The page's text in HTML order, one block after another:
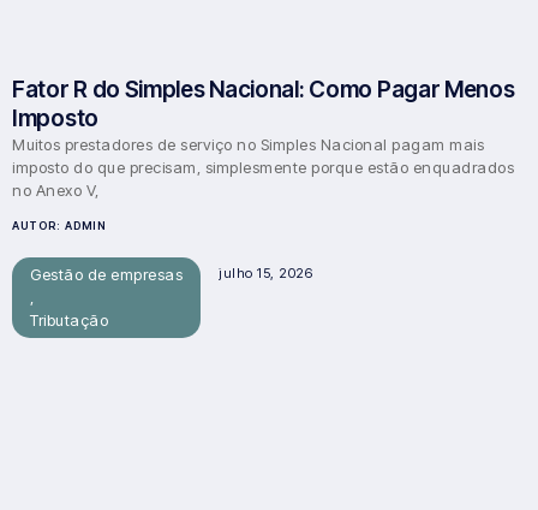
Fator R do Simples Nacional: Como Pagar Menos
Imposto
Muitos prestadores de serviço no Simples Nacional pagam mais
imposto do que precisam, simplesmente porque estão enquadrados
no Anexo V,
AUTOR: ADMIN
Gestão de empresas
,
Tributação
julho 15, 2026